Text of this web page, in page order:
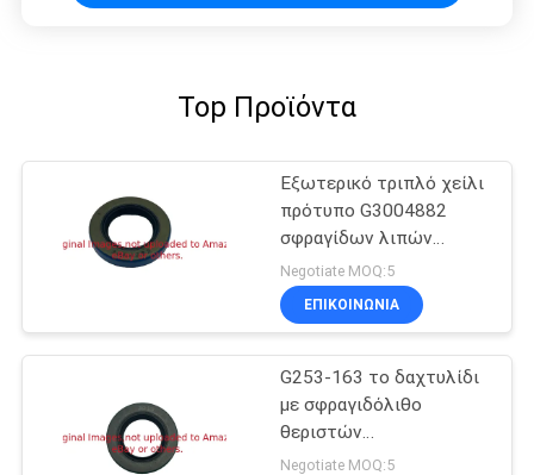
Top Προϊόντα
Εξωτερικό τριπλό χείλι
πρότυπο G3004882
σφραγίδων λιπών
κυλίνδρων θεριστών για
τα μηχανήματα
χορτοταπήτων
Negotiate MOQ:5
ΕΠΙΚΟΙΝΩΝΊΑ
G253-163 το δαχτυλίδι
με σφραγιδόλιθο
θεριστών
χορτοταπήτων
Negotiate MOQ:5